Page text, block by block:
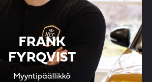
FRANK
FYRQVIST
Myyntipäällikkö